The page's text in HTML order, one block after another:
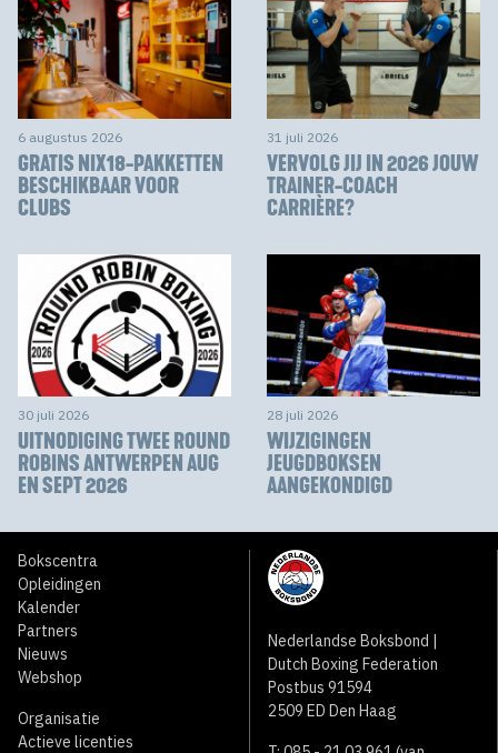
6 augustus 2026
GRATIS NIX18-PAKKETTEN
BESCHIKBAAR VOOR
CLUBS
31 juli 2026
VERVOLG JIJ IN 2026 JOUW
TRAINER-COACH
CARRIÈRE?
30 juli 2026
UITNODIGING TWEE ROUND
ROBINS ANTWERPEN AUG
EN SEPT 2026
28 juli 2026
WIJZIGINGEN
JEUGDBOKSEN
AANGEKONDIGD
Bokscentra
Opleidingen
Kalender
Partners
Nieuws
Webshop
Organisatie
Actieve licenties
Nederlandse Boksbond |
Dutch Boxing Federation
Postbus 91594
2509 ED Den Haag